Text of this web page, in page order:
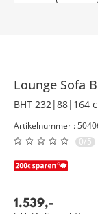
Lounge Sofa
BHT 232|88|164
Artikelnummer :
0/5
1.539,-